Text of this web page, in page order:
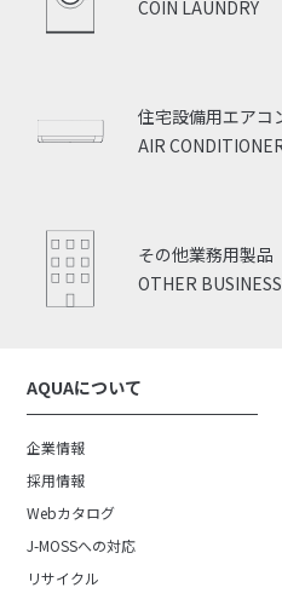
COIN LAUNDRY
AIR
住宅設備用エアコ
OTHER
その他業務用製品
AQUAについて
企業情報
採用情報
Webカタログ
J-MOSSへの対応
リサイクル